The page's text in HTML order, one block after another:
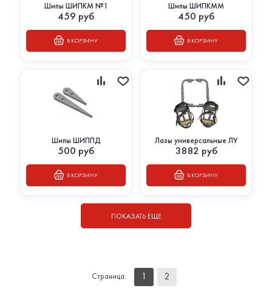
Шипы ШИПКМ №1
459 руб
В КОРЗИНУ
Шипы ШИПКММ
450 руб
В КОРЗИНУ
Шипы ШИППД
500 руб
В КОРЗИНУ
Лазы универсальные ЛУ
3882 руб
В КОРЗИНУ
ПОКАЗАТЬ ЕЩЕ
Страница: 1 2